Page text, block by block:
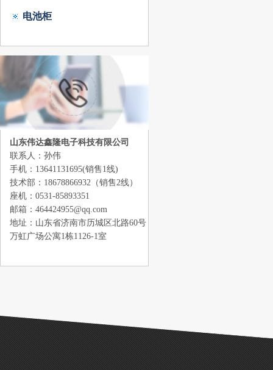
电池柜
山东伟达鑫隆电子科技有限公司
联系人：孙伟
手机：13641131695(销售1线)
技术部：18678866932（销售2线）
座机：0531-85893351
邮箱：464424955@qq.com
地址：山东省济南市历城区北路60号
万虹广场公寓1栋1126-1室